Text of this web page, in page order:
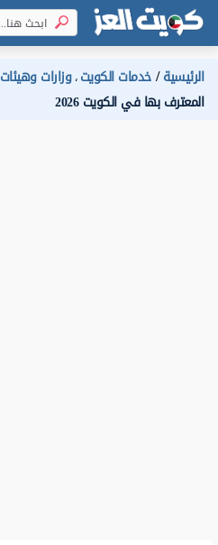
الرئيسية خدمات الكويت،وزارات وهيئات
المعترف بها في الكويت 2026